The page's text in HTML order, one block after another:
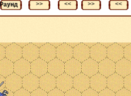
<< >> << >> <<
Раунд